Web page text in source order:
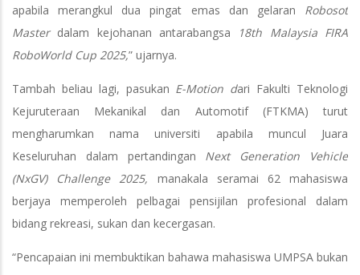
apabila merangkul dua pingat emas dan gelaran Robosot
Masterdalam kejohanan antarabangsa
18th Malaysia FIRA
RoboWorld Cup 2025,” ujarnya.
Tambah beliau lagi, pasukan E-Motion dari Fakulti Teknologi
Kejuruteraan Mekanikal dan Automotif (FTKMA) turut
mengharumkan nama universiti apabila muncul Juara
Keseluruhan dalam pertandingan Next Generation Vehicle
(NxGV) Challenge 2025, manakala seramai 62 mahasiswa
berjaya memperoleh pelbagai pensijilan profesional dalam
bidang rekreasi, sukan dan kecergasan.
“Pencapaian ini membuktikan bahawa mahasiswa UMPSA bukan